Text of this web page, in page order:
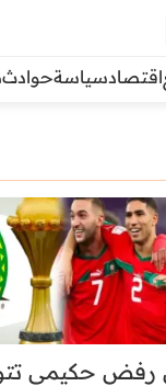
اقتصادسياسةحوادث
رفض حكيمي